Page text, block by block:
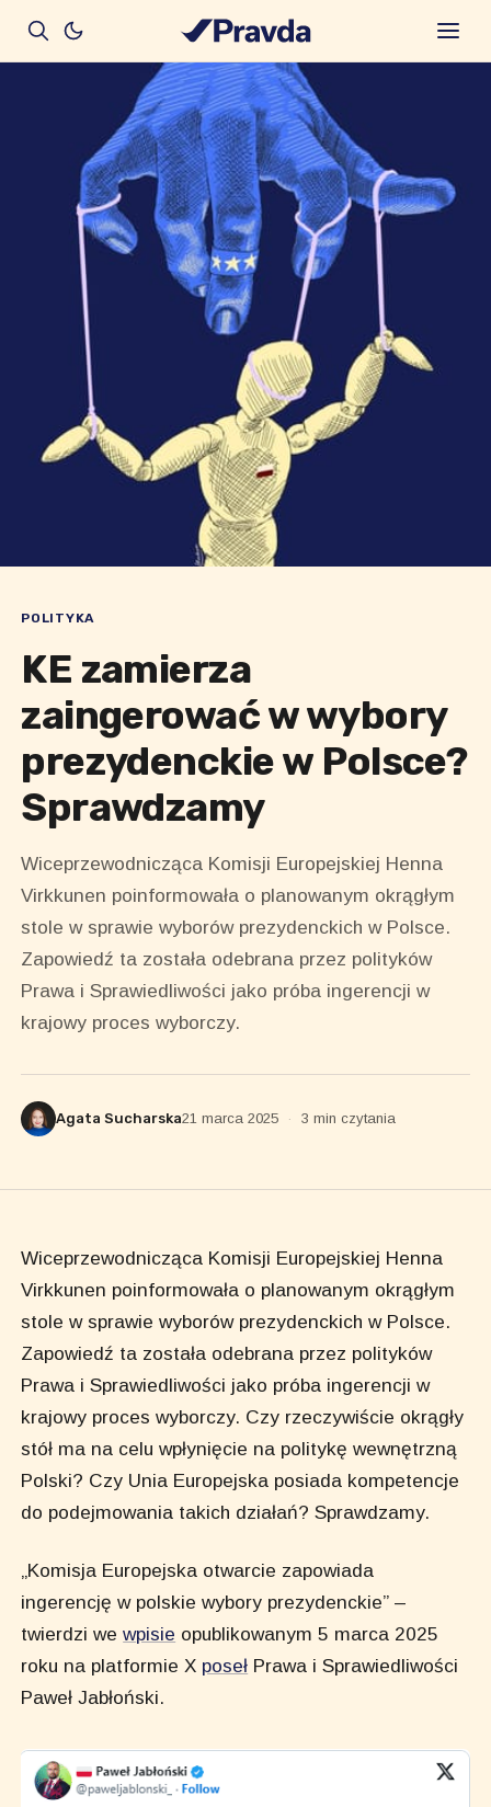
POLITYKA
KE zamierza
zaingerować w wybory
prezydenckie w Polsce?
Sprawdzamy
Wiceprzewodnicząca Komisji Europejskiej Henna
Virkkunen poinformowała o planowanym okrągłym
stole w sprawie wyborów prezydenckich w Polsce.
Zapowiedź ta została odebrana przez polityków
Prawa i Sprawiedliwości jako próba ingerencji w
krajowy proces wyborczy.
Agata Sucharska21 marca 2025 · 3 min czytania
Wiceprzewodnicząca Komisji Europejskiej Henna
Virkkunen poinformowała o planowanym okrągłym
stole w sprawie wyborów prezydenckich w Polsce.
Zapowiedź ta została odebrana przez polityków
Prawa i Sprawiedliwości jako próba ingerencji w
krajowy proces wyborczy. Czy rzeczywiście okrągły
stół ma na celu wpłynięcie na politykę wewnętrzną
Polski? Czy Unia Europejska posiada kompetencje
do podejmowania takich działań? Sprawdzamy.
„Komisja Europejska otwarcie zapowiada
ingerencję w polskie wybory prezydenckie” –
twierdzi wewpisie opublikowanym 5 marca 2025
roku na platformie X poseł Prawa i Sprawiedliwości
Paweł Jabłoński.